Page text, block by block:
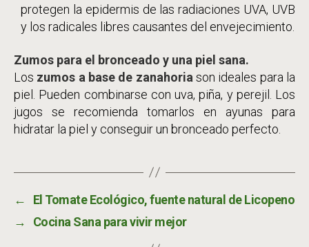
protegen la epidermis de las radiaciones UVA, UVB
y los radicales libres causantes del envejecimiento.
Zumos para el bronceado y una piel sana.
Los zumos a base de zanahoria son ideales para la
piel. Pueden combinarse con uva, piña, y perejil. Los
jugos se recomienda tomarlos en ayunas para
hidratar la piel y conseguir un bronceado perfecto.
←
El Tomate Ecológico, fuente natural de Licopeno
→
Cocina Sana para vivir mejor